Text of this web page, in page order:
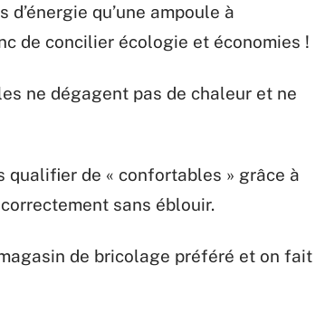
qu’une ampoule à
de concilier écologie et économies !
ne dégagent pas de chaleur et ne
qualifier de « confortables » grâce à
sans éblouir.
de bricolage préféré et on fait